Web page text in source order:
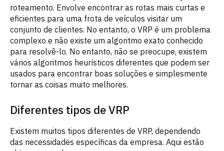
roteamento. Envolve encontrar as rotas mais curtas e
eficientes para uma frota de veículos visitar um
conjunto de clientes. No entanto, o VRP é um problema
complexo e não existe um algoritmo exato conhecido
para resolvê-lo. No entanto, não se preocupe, existem
vários algoritmos heurísticos diferentes que podem ser
usados para encontrar boas soluções e simplesmente
tornar as coisas muito melhores.
Diferentes tipos de VRP
Existem muitos tipos diferentes de VRP, dependendo
das necessidades específicas da empresa. Aqui estão